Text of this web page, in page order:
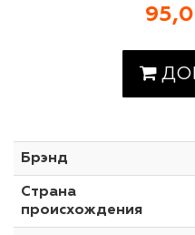
Брэнд
Страна
происхождения